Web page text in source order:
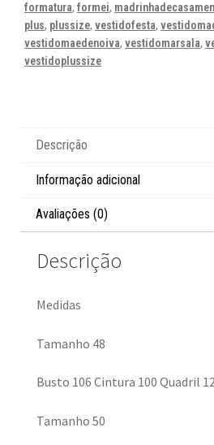
formatura, formei,
plus, plussize, vestidofesta,
vestidomaedenoiva, vestidomarsala,
vestidoplussize
Descrição
Informação adicional
Avaliações (0)
Descrição
Medidas
Tamanho 48
Busto 106 Cintura 100 Quadril
Tamanho 50